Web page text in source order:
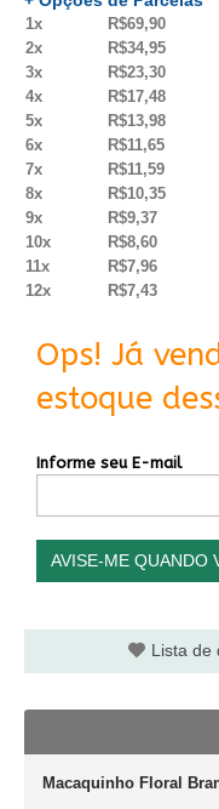
1x R$69,90
2x
R$34,95
3x
R$23,30
4x
R$17,48
5x
R$13,98
6x
R$11,65
7x
R$11,59
8x
R$10,35
9x
R$9,37
10x
R$8,60
11x
R$7,96
12x
R$7,43
Ops! Já
estoque
Informe seu E-mail
AVISE-ME QUANDO
Lista de
Macaquinho Floral